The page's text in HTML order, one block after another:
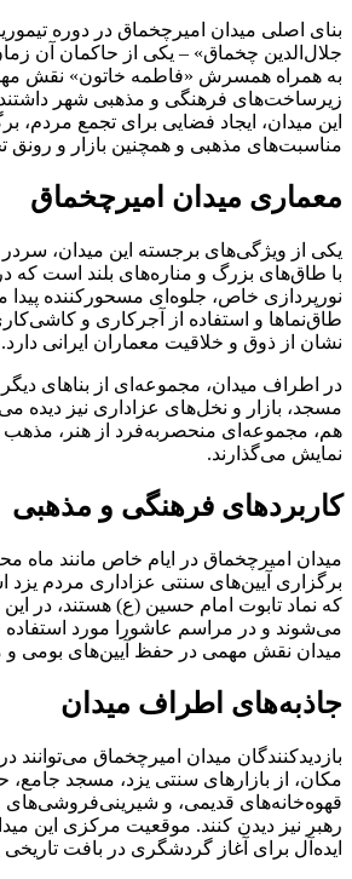
بنای اصلی میدان امیرچخماق در دوره
جلال‌الدین چخماق» – یکی از حاکمان آن
به همراه همسرش «فاطمه خاتون» نقش
زیرساخت‌های فرهنگی و مذهبی شهر
این میدان، ایجاد فضایی برای تجمع مردم،
مناسبت‌های مذهبی و همچنین بازار و رونق
معماری میدان امیرچخماق
یکی از ویژگی‌های برجسته این میدان،
با طاق‌های بزرگ و مناره‌های بلند است که
نورپردازی خاص، جلوه‌ای مسحورکننده پیدا
طاق‌نماها و استفاده از آجرکاری و
نشان از ذوق و خلاقیت معماران ایرانی دارد.
در اطراف میدان، مجموعه‌ای از بناهای دیگر
مسجد، بازار و نخل‌های عزاداری نیز دیده
هم، مجموعه‌ای منحصربه‌فرد از هنر، مذهب
نمایش می‌گذارند.
کاربردهای فرهنگی و مذهبی
میدان امیرچخماق در ایام خاص مانند ماه
برگزاری آیین‌های سنتی عزاداری مردم
که نماد تابوت امام حسین (ع) هستند، در این
می‌شوند و در مراسم عاشورا مورد استفاده
میدان نقش مهمی در حفظ آیین‌های بومی و
جاذبه‌های اطراف میدان
بازدیدکنندگان میدان امیرچخماق می‌توانند
مکان، از بازارهای سنتی یزد، مسجد جامع،
قهوه‌خانه‌های قدیمی، و شیرینی‌فروشی‌های
رهبر نیز دیدن کنند. موقعیت مرکزی این
ایده‌آل برای آغاز گردشگری در بافت